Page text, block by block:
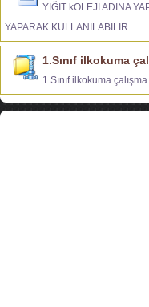
YİĞİT kOLEJİ ADINA
YAPARAK KULLANILABİLİR.
1.Sınıf ilkokuma
1.Sınıf ilkokuma